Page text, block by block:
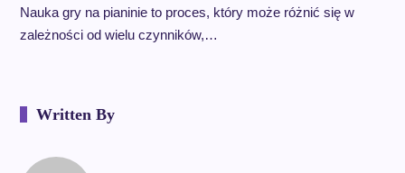
Nauka gry na pianinie to proces, który może różnić się w
zależności od wielu czynników,…
Written By